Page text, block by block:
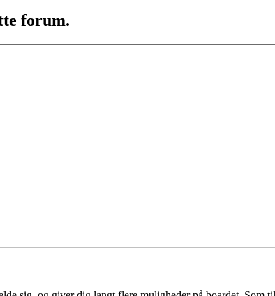
forum.